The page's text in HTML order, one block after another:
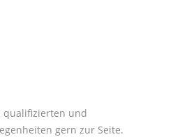
qualifizierten und
gern zur Seite.